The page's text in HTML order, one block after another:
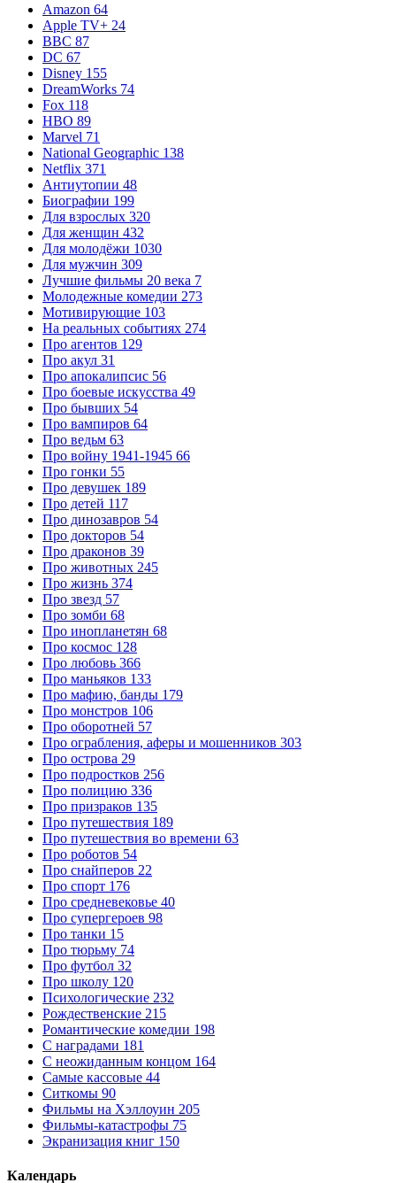
Amazon 64
Apple TV+ 24
BBC 87
DC 67
Disney 155
DreamWorks 74
Fox 118
HBO 89
Marvel 71
National Geographic 138
Netflix 371
Антиутопии 48
Биографии 199
Для взрослых 320
Для женщин 432
Для молодёжи 1030
Для мужчин 309
Лучшие фильмы 20 века 7
Молодежные комедии 273
Мотивирующие 103
На реальных событиях 274
Про агентов 129
Про акул 31
Про апокалипсис 56
Про боевые искусства 49
Про бывших 54
Про вампиров 64
Про ведьм 63
Про войну 1941-1945 66
Про гонки 55
Про девушек 189
Про детей 117
Про динозавров 54
Про докторов 54
Про драконов 39
Про животных 245
Про жизнь 374
Про звезд 57
Про зомби 68
Про инопланетян 68
Про космос 128
Про любовь 366
Про маньяков 133
Про мафию, банды 179
Про монстров 106
Про оборотней 57
Про ограбления, аферы и мошенников 303
Про острова 29
Про подростков 256
Про полицию 336
Про призраков 135
Про путешествия 189
Про путешествия во времени 63
Про роботов 54
Про снайперов 22
Про спорт 176
Про средневековье 40
Про супергероев 98
Про танки 15
Про тюрьму 74
Про футбол 32
Про школу 120
Психологические 232
Рождественские 215
Романтические комедии 198
С наградами 181
С неожиданным концом 164
Самые кассовые 44
Ситкомы 90
Фильмы на Хэллоуин 205
Фильмы-катастрофы 75
Экранизация книг 150
Календарь